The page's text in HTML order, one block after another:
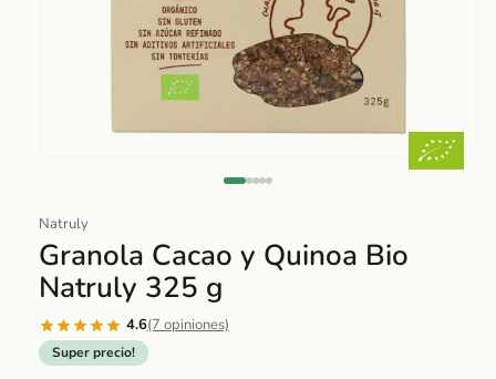
multimedia
1
en
una
ventana
modal
Natruly
Granola Cacao y Quinoa Bio
Natruly 325 g
4.6(7 opiniones)
Super precio!